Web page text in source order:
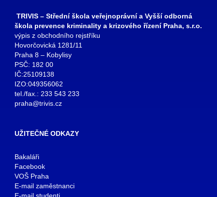
TRIVIS – Střední škola veřejnoprávní a Vyšší odborná
škola prevence kriminality a krizového řízení Praha, s.r.o.
výpis z obchodního rejstříku
Hovorčovická 1281/11
Praha 8 – Kobylisy
PSČ: 182 00
IČ:25109138
IZO:049356062
tel./fax.: 233 543 233
praha@trivis.cz
UŽITEČNÉ ODKAZY
Bakaláři
Facebook
VOŠ Praha
E-mail zaměstnanci
E-mail studenti